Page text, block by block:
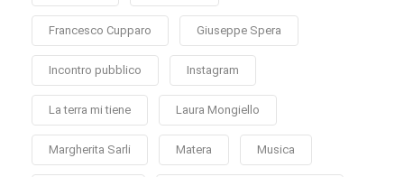
Francesco Cupparo Giuseppe Spera
Incontro pubblico Instagram
La terra mi tiene Laura Mongiello
Margherita Sarli Matera Musica